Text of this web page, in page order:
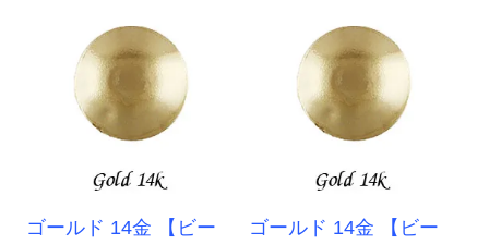
ゴールド 14金 【ビー
ゴールド 14金 【ビー